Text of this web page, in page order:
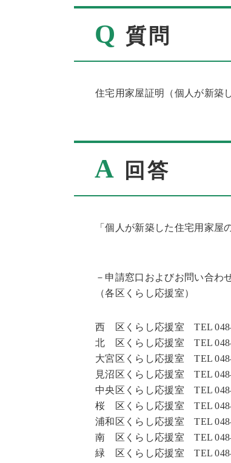
Q 質問
住宅用家屋証明（個人が新築
A 回答
「個人が新築した住宅用家屋
－申請窓口およびお問い合わ
（各区くらし応援室）
西 区くらし応援室 TEL 048-
北 区くらし応援室 TEL 048-
大宮区くらし応援室 TEL
見沼区くらし応援室 TEL
中央区くらし応援室 TEL
桜 区くらし応援室 TEL
浦和区くらし応援室 TEL
南 区くらし応援室 TEL
緑 区くらし応援室 TEL 048-